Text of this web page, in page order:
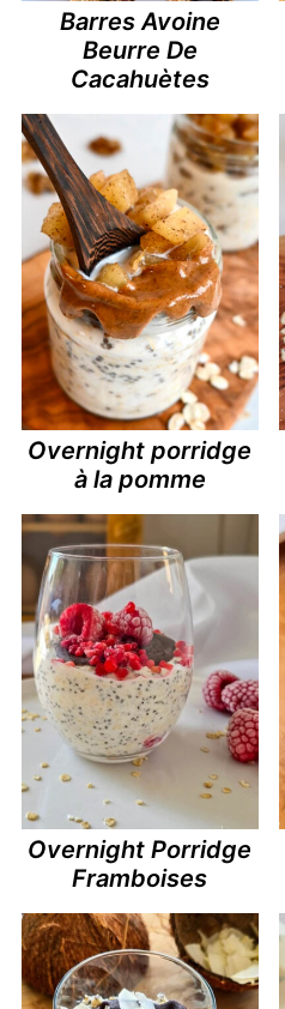
Barres Avoine
Beurre De
Cacahuètes
Overnight porridge
à la pomme
Overnight Porridge
Framboises